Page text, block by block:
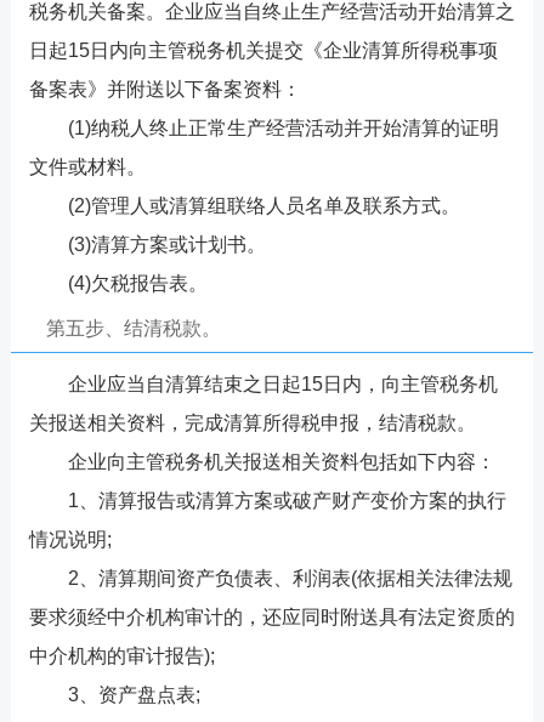
税务机关备案。企业应当自终止生产经营活动开始清算之
日起15日内向主管税务机关提交《企业清算所得税事项
备案表》并附送以下备案资料：
(1)纳税人终止正常生产经营活动并开始清算的证明
文件或材料。
(2)管理人或清算组联络人员名单及联系方式。
(3)清算方案或计划书。
(4)欠税报告表。
第五步、结清税款。
企业应当自清算结束之日起15日内，向主管税务机
关报送相关资料，完成清算所得税申报，结清税款。
企业向主管税务机关报送相关资料包括如下内容：
1、清算报告或清算方案或破产财产变价方案的执行
情况说明;
2、清算期间资产负债表、利润表(依据相关法律法规
要求须经中介机构审计的，还应同时附送具有法定资质的
中介机构的审计报告);
3、资产盘点表;